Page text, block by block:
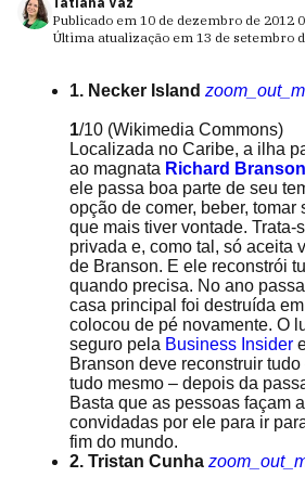
Publicado em 10 de dezembro de 2012
Última atualização em 13 de setembro
1. Necker Island
1/10 (Wikimedia Commons)
Localizada no Caribe, a ilha
ao magnata Richard Branson
ele passa boa parte de seu
opção de comer, beber, tomar
que mais tiver vontade. Trata-
privada e, como tal, só aceita
de Branson. E ele reconstrói
quando precisa. No ano
casa principal foi destruída
colocou de pé novamente. O
seguro pela Business Insider
Branson deve reconstruir
tudo mesmo – depois da
Basta que as pessoas façam
convidadas por ele para ir
fim do mundo.
2. Tristan Cunha